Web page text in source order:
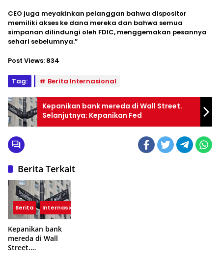
CEO juga meyakinkan pelanggan bahwa dispositor
memiliki akses ke dana mereka dan bahwa semua
simpanan dilindungi oleh FDIC, menggemakan pesannya
sehari sebelumnya.”
Post Views: 834
Tag: Berita Internasional
Kepanikan bank mereda di Wall Street.
Selanjutnya: Kepanikan Fed
Berita Terkait
Berita Internasional
Kepanikan bank
mereda di Wall
Street.